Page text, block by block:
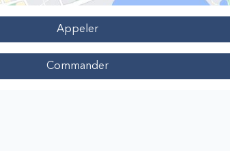
Appeler
Commander